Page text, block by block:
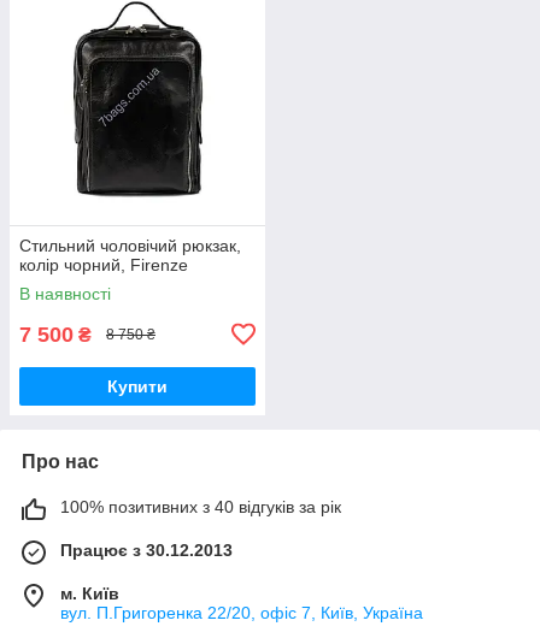
Стильний чоловічий рюкзак,
колір чорний, Firenze
В наявності
7 500 ₴ 8 750 ₴
Купити
Про нас
100% позитивних з 40 відгуків за рік
Працює з 30.12.2013
м. Київ
вул. П.Григоренка 22/20, офіс 7, Київ, Україна